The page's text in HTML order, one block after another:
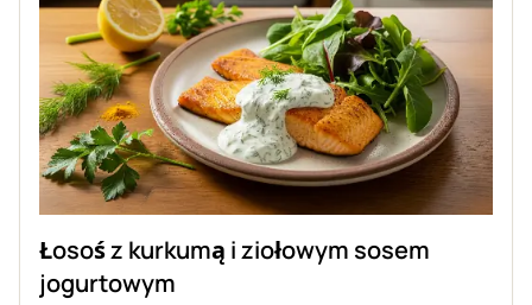
Łosoś z kurkumą i ziołowym sosem
jogurtowym